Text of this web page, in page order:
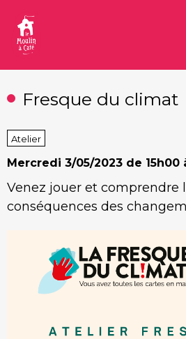
contenu
Fresque du climat
Atelier
Mercredi 3/05/2023 de 15h00
Venez jouer et comprendre
conséquences des